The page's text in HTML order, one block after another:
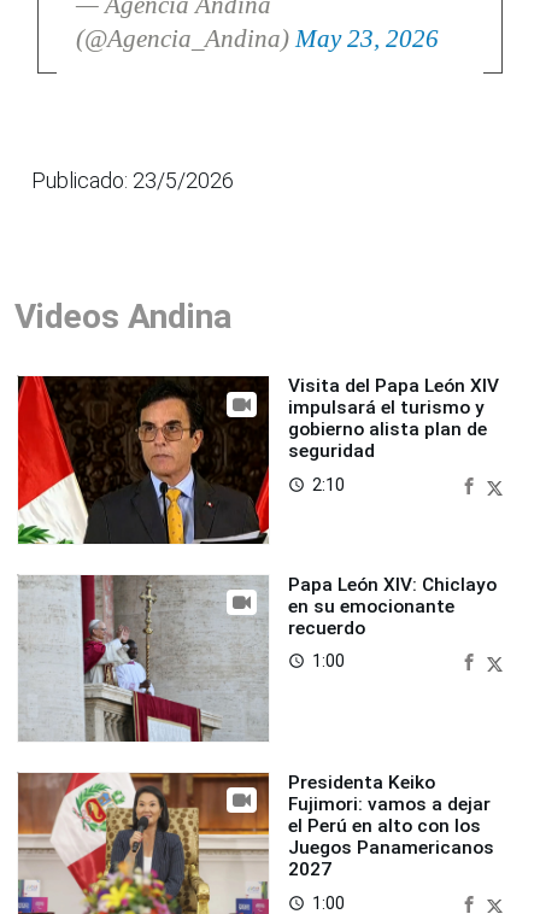
(@Agencia_Andina) May 23, 2026
Publicado: 23/5/2026
Videos Andina
Visita del Papa León XIV
impulsará el turismo y
gobierno alista plan de
seguridad
access_time 2:10
Papa León XIV: Chiclayo
en su emocionante
recuerdo
access_time 1:00
Presidenta Keiko
Fujimori: vamos a dejar
el Perú en alto con los
Juegos Panamericanos
2027
access_time 1:00